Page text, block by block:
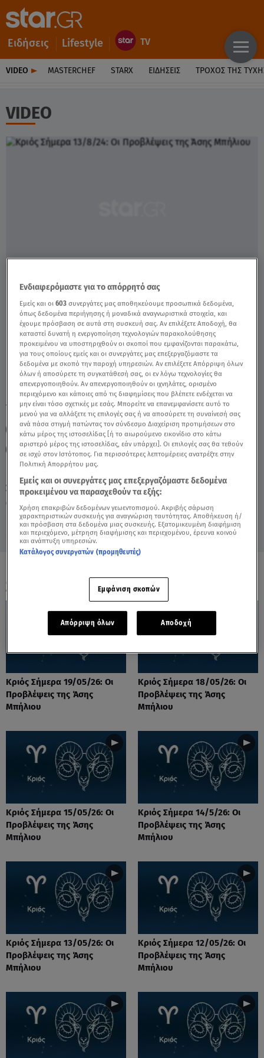
Ειδήσεις Lifestyle
VIDEO MASTERCHEF STARX ΕΙΔΉΣΕΙΣ ΤΡΟΧΌΣ ΤΗΣ
VIDEO
Σάββατο 8 Αυγούστου 2026
13.08.24, 11:43 ΖΩΔΙΑ
Κριός Σήμερα 13/8/24: Οι Προβλέψεις της
Άσης Μπήλιου - Video
TAGS: ΚΡΙΟΣ ΚΡΙΟΣ ΖΩΔΙΑ ΚΡΙΟΣ ΑΣΗ ΜΠΗΛΙΙΟΥ
ΜΠΗΛΙΟΥ ΖΩΔΙΑ
ΠΡΟΒΛΕΨΕΙΣ ΖΩΔΙΑ
ΗΜΕΡΗΣΙΕΣ ΠΡΟΒΛΕΨΕΙΣ
ΟΛΑ ΤΑ ΒΙΝΤΕΟ
Κριός Σήμερα 19/05/26: Οι
Προβλέψεις της Άσης
Μπήλιου
Κριός Σήμερα 18/05/26: Οι
Προβλέψεις της Άσης
Μπήλιου
Κριός Σήμερα 15/05/26: Οι
Προβλέψεις της Άσης
Μπήλιου
Κριός Σήμερα 14/5/26: Οι
Προβλέψεις της Άσης
Μπήλιου
Κριός Σήμερα 13/05/26: Οι
Προβλέψεις της Άσης
Μπήλιου
Κριός Σήμερα 12/05/26: Οι
Προβλέψεις της Άσης
Μπήλιου
Ενδιαφερόμαστε για το απόρρητό σας
Εμείς και οι603 συνεργάτες μας αποθηκεύουμε προσωπικά δεδομένα,
όπως δεδομένα περιήγησης ή μοναδικά αναγνωριστικά στοιχεία, και
έχουμε πρόσβαση σε αυτά στη συσκευή σας. Αν επιλέξετε Αποδοχή, θα
καταστεί δυνατή η ενεργοποίηση τεχνολογιών παρακολούθησης
προκειμένου να υποστηριχθούν οι σκοποί που εμφανίζονται παρακάτω,
για τους οποίους εμείς και οι συνεργάτες μας επεξεργαζόμαστε τα
δεδομένα με σκοπό την παροχή υπηρεσιών. Αν επιλέξετε Απόρριψη όλων
όλων ή αποσύρετε τη συγκατάθεσή σας, οι εν λόγω τεχνολογίες θα
απενεργοποιηθούν. Αν απενεργοποιηθούν οι ιχνηλάτες, ορισμένο
περιεχόμενο και κάποιες από τις διαφημίσεις που βλέπετε ενδέχεται να
μην είναι τόσο σχετικές με εσάς. Μπορείτε να επανεμφανίσετε αυτό το
μενού για να αλλάξετε τις επιλογές σας ή να αποσύρετε τη συναίνεσή σας
ανά πάσα στιγμή πατώντας τον σύνδεσμο Διαχείριση προτιμήσεων στο
κάτω μέρος της ιστοσελίδας [ή το αιωρούμενο εικονίδιο στο κάτω
αριστερό μέρος της ιστοσελίδας, εάν υπάρχει]. Οι επιλογές σας θα τεθούν
σε ισχύ στον Ιστότοπος. Για περισσότερες λεπτομέρειες ανατρέξτε στην
Πολιτική Απορρήτου μας.
Εμείς και οι συνεργάτες μας επεξεργαζόμαστε δεδομένα
προκειμένου να παρασχεθούν τα εξής:
Χρήση επακριβών δεδομένων γεωεντοπισμού. Ακριβής σάρωση
χαρακτηριστικών συσκευής για αναγνώριση ταυτότητας. Αποθήκευση ή/
και πρόσβαση στα δεδομένα μιας συσκευής. Εξατομικευμένη διαφήμιση
και περιεχόμενο, μέτρηση διαφήμισης και περιεχομένου, έρευνα κοινού
και ανάπτυξη υπηρεσιών.
Κατάλογος συνεργατών (προμηθευτές)
Εμφάνιση σκοπών
Απόρριψη όλων Αποδοχή